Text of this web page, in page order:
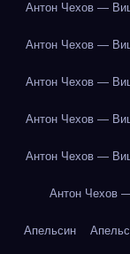
Антон Чехов —
Антон Чехов —
Антон Чехов —
Антон Чехов —
Антон Чехов —
Антон Чехов
Апельсин